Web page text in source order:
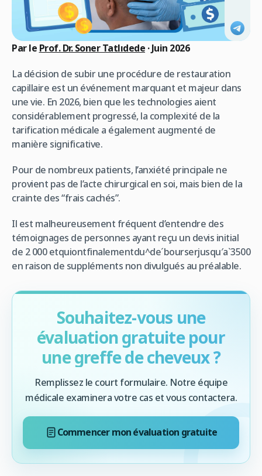
Par le Prof. Dr. Soner Tatlıdede · Juin 2026
La décision de subir une procédure de restauration
capillaire est un événement marquant et majeur dans
une vie. En 2026, bien que les technologies aient
considérablement progressé, la complexité de la
tarification médicale a également augmenté de
manière significative.
Pour de nombreux patients, l’anxiété principale ne
provient pas de l’acte chirurgical en soi, mais bien de la
crainte des “frais cachés”.
Il est malheureusement fréquent d’entendre des
témoignages de personnes ayant reçu un devis initial
de 2 000 etquiontfinalementdu^deˊbourserjusqu′aˋ3500
en raison de suppléments non divulgués au préalable.
Souhaitez-vous une
évaluation gratuite pour
une greffe de cheveux ?
Remplissez le court formulaire. Notre équipe
médicale examinera votre cas et vous contactera.
Commencer mon évaluation gratuite